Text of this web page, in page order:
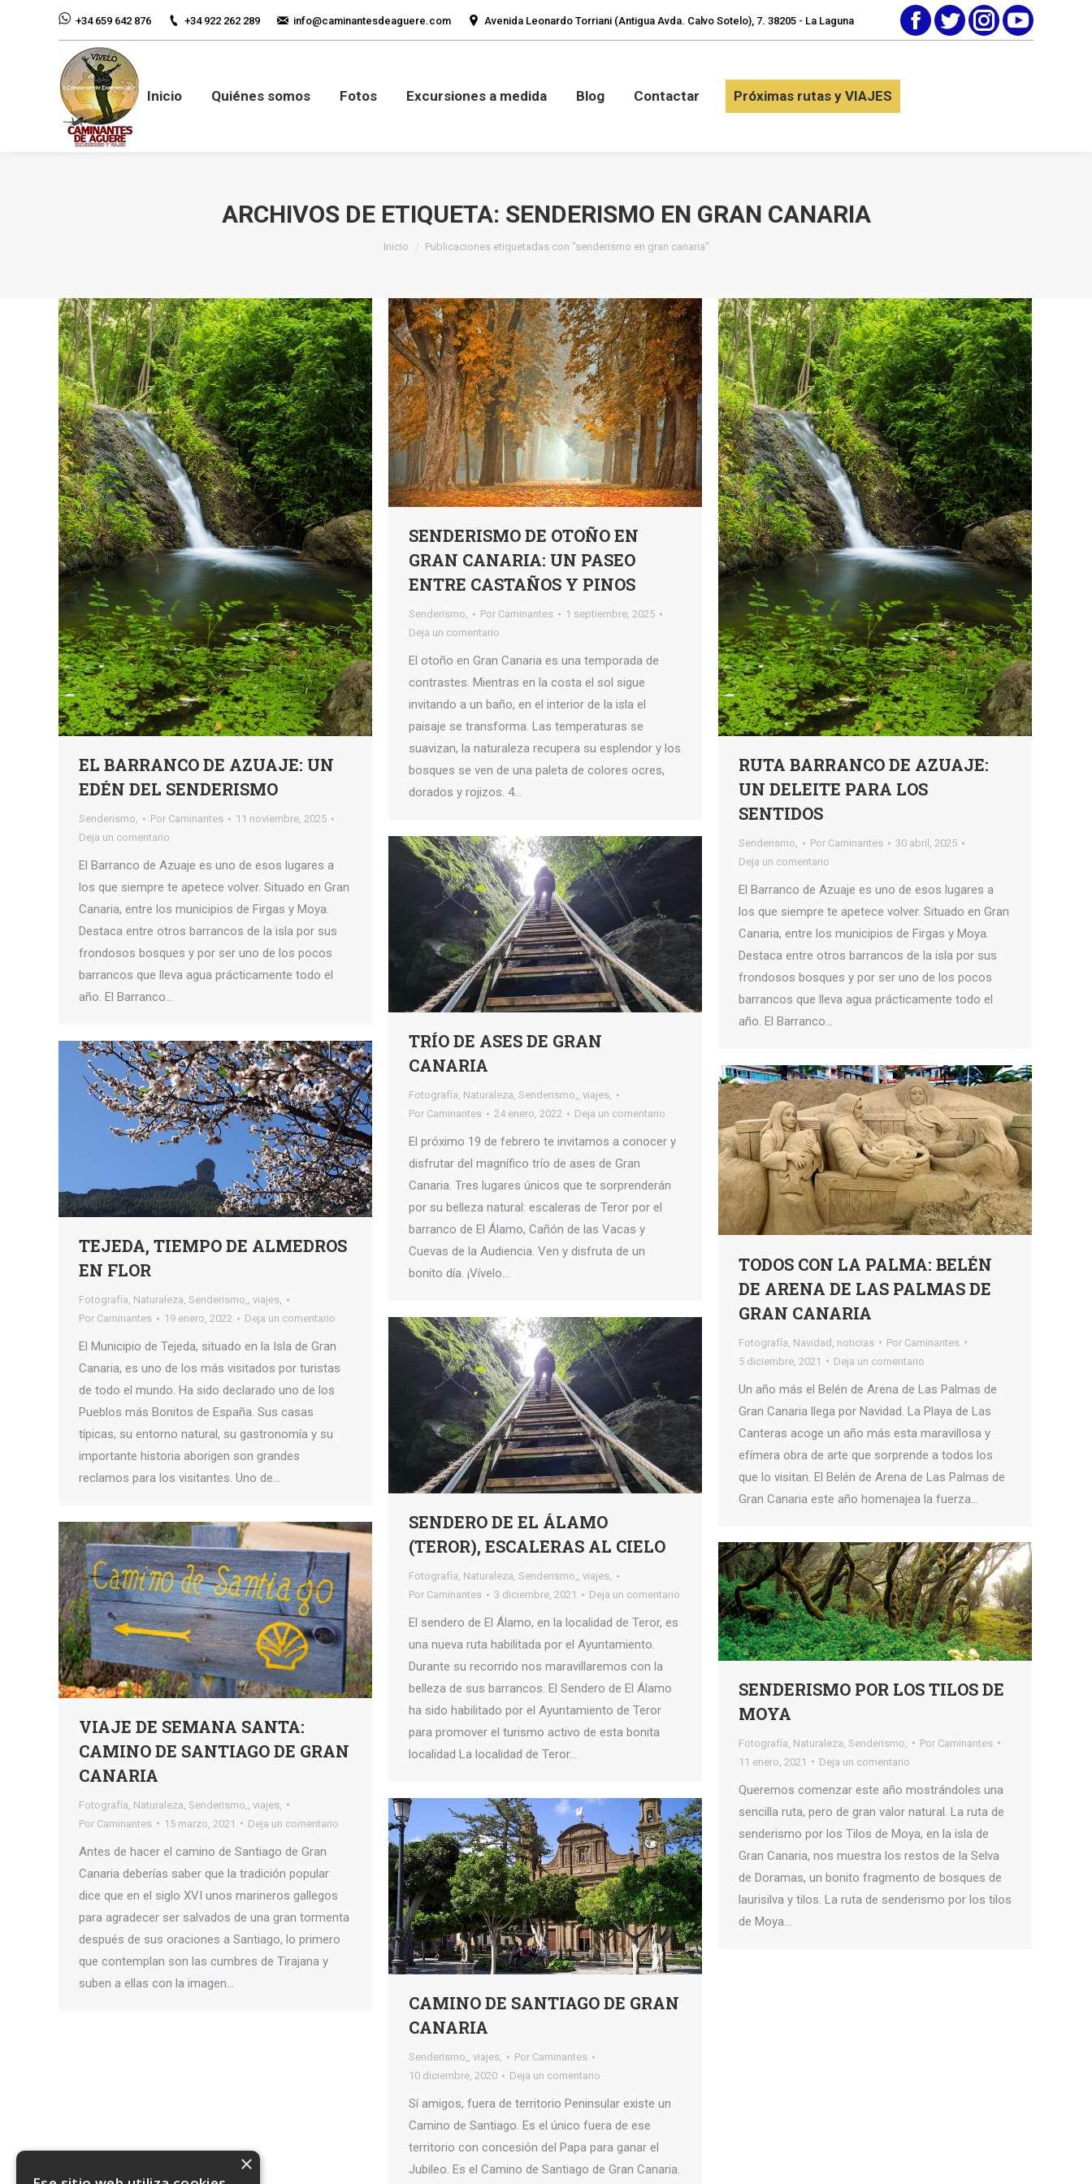
+34 659 642 876 +34 922 262 289 info@caminantesdeaguere.com Avenida Leonardo Torriani (Antigua Avda. Calvo Sotelo), 7. 38205 - La Laguna
FacebookTwitterInstagramYouTube
Inicio Quiénes somos Fotos Excursiones a medida Blog Contactar Próximas rutas y VIAJES
ARCHIVOS DE ETIQUETA: SENDERISMO EN GRAN CANARIA
Estás aquí:
Inicio Publicaciones etiquetadas con "senderismo en gran canaria"
EL BARRANCO DE AZUAJE: UN
EDÉN DEL SENDERISMO
Senderismo, Por Caminantes
11 noviembre, 2025
Deja un comentario
El Barranco de Azuaje es uno de esos lugares a
los que siempre te apetece volver. Situado en Gran
Canaria, entre los municipios de Firgas y Moya.
Destaca entre otros barrancos de la isla por sus
frondosos bosques y por ser uno de los pocos
barrancos que lleva agua prácticamente todo el
año. El Barranco…
SENDERISMO DE OTOÑO EN
GRAN CANARIA: UN PASEO
ENTRE CASTAÑOS Y PINOS
Senderismo, Por Caminantes
1 septiembre, 2025
Deja un comentario
El otoño en Gran Canaria es una temporada de
contrastes. Mientras en la costa el sol sigue
invitando a un baño, en el interior de la isla el
paisaje se transforma. Las temperaturas se
suavizan, la naturaleza recupera su esplendor y los
bosques se ven de una paleta de colores ocres,
dorados y rojizos. 4…
RUTA BARRANCO DE AZUAJE:
UN DELEITE PARA LOS
SENTIDOS
Senderismo, Por Caminantes
30 abril, 2025
Deja un comentario
El Barranco de Azuaje es uno de esos lugares a
los que siempre te apetece volver. Situado en Gran
Canaria, entre los municipios de Firgas y Moya.
Destaca entre otros barrancos de la isla por sus
frondosos bosques y por ser uno de los pocos
barrancos que lleva agua prácticamente todo el
año. El Barranco…
TRÍO DE ASES DE GRAN
CANARIA
Fotografía, Naturaleza, Senderismo,, viajes,
Por Caminantes 24 enero, 2022 Deja un comentario
El próximo 19 de febrero te invitamos a conocer y
disfrutar del magnífico trío de ases de Gran
Canaria. Tres lugares únicos que te sorprenderán
por su belleza natural: escaleras de Teror por el
barranco de El Álamo, Cañón de las Vacas y
Cuevas de la Audiencia. Ven y disfruta de un
bonito día. ¡Vívelo…
TEJEDA, TIEMPO DE ALMEDROS
EN FLOR
Fotografía, Naturaleza, Senderismo,, viajes,
Por Caminantes 19 enero, 2022 Deja un comentario
El Municipio de Tejeda, situado en la Isla de Gran
Canaria, es uno de los más visitados por turistas
de todo el mundo. Ha sido declarado uno de los
Pueblos más Bonitos de España. Sus casas
típicas, su entorno natural, su gastronomía y su
importante historia aborigen son grandes
reclamos para los visitantes. Uno de…
TODOS CON LA PALMA: BELÉN
DE ARENA DE LAS PALMAS DE
GRAN CANARIA
Fotografía Navidad noticias Por Caminantes
5 diciembre, 2021
Deja un comentario
Un año más el Belén de Arena de Las Palmas de
Gran Canaria llega por Navidad. La Playa de Las
Canteras acoge un año más esta maravillosa y
efímera obra de arte que sorprende a todos los
que lo visitan. El Belén de Arena de Las Palmas de
Gran Canaria este año homenajea la fuerza…
SENDERO DE EL ÁLAMO
(TEROR), ESCALERAS AL CIELO
Fotografía, Naturaleza, Senderismo,, viajes,
Por Caminantes 3 diciembre, 2021 Deja un comentario
El sendero de El Álamo, en la localidad de Teror, es
una nueva ruta habilitada por el Ayuntamiento.
Durante su recorrido nos maravillaremos con la
belleza de sus barrancos. El Sendero de El Álamo
ha sido habilitado por el Ayuntamiento de Teror
para promover el turismo activo de esta bonita
localidad La localidad de Teror…
VIAJE DE SEMANA SANTA:
CAMINO DE SANTIAGO DE GRAN
CANARIA
Fotografía Naturaleza Senderismo,
viajes,
Por Caminantes 15 marzo, 2021 Deja un comentario
Antes de hacer el camino de Santiago de Gran
Canaria deberías saber que la tradición popular
dice que en el siglo XVI unos marineros gallegos
para agradecer ser salvados de una gran tormenta
después de sus oraciones a Santiago, lo primero
que contemplan son las cumbres de Tirajana y
suben a ellas con la imagen…
SENDERISMO POR LOS TILOS DE
MOYA
Fotografía Naturaleza Senderismo, Por Caminantes
11 enero, 2021
Deja un comentario
Queremos comenzar este año mostrándoles una
sencilla ruta, pero de gran valor natural. La ruta de
senderismo por los Tilos de Moya, en la isla de
Gran Canaria, nos muestra los restos de la Selva
de Doramas, un bonito fragmento de bosques de
laurisilva y tilos. La ruta de senderismo por los tilos
de Moya…
CAMINO DE SANTIAGO DE GRAN
CANARIA
Senderismo,, viajes, Por Caminantes
10 diciembre, 2020
Deja un comentario
Sí amigos, fuera de territorio Peninsular existe un
Camino de Santiago. Es el único fuera de ese
territorio con concesión del Papa para ganar el
Jubileo. Es el Camino de Santiago de Gran Canaria.
×